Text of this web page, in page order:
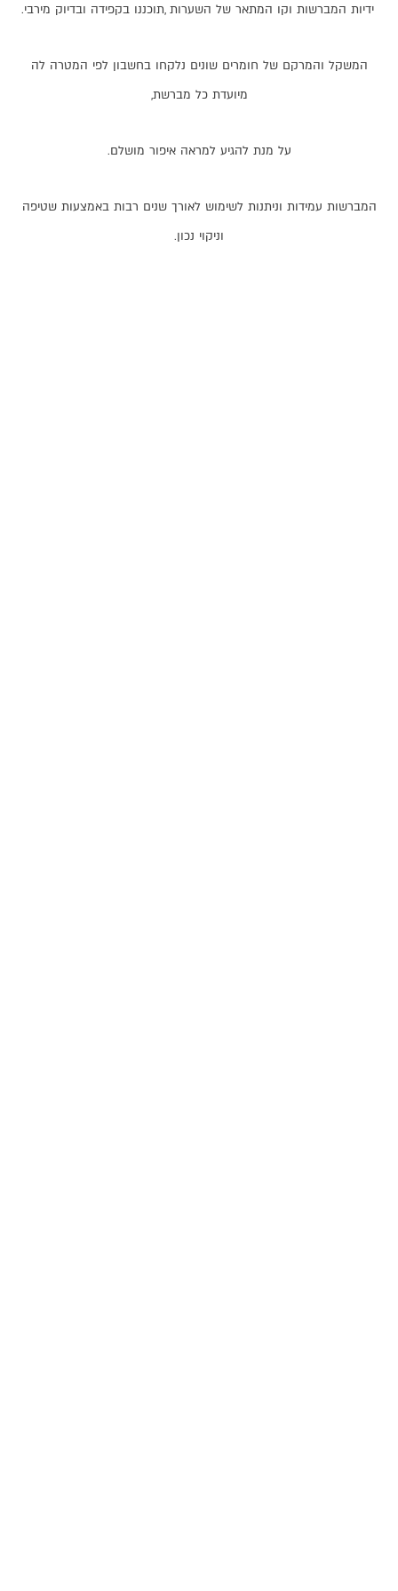
ידיות המברשות וקו המתאר של השערות ,תוכננו בקפידה ובדיוק מירבי.
המשקל והמרקם של חומרים שונים נלקחו בחשבון לפי המטרה לה
מיועדת כל מברשת,
על מנת להגיע למראה איפור מושלם.
המברשות עמידות וניתנות לשימוש לאורך שנים רבות באמצעות שטיפה
וניקוי נכון.